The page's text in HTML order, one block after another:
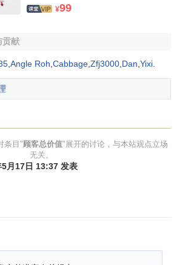
¥99
贡献
Angle Roh Cabbage Zfj3000 Dan Yixi
条目"顾客总价值"展开的讨论，与本站观点立场
无关。
月17日 13:37 发表